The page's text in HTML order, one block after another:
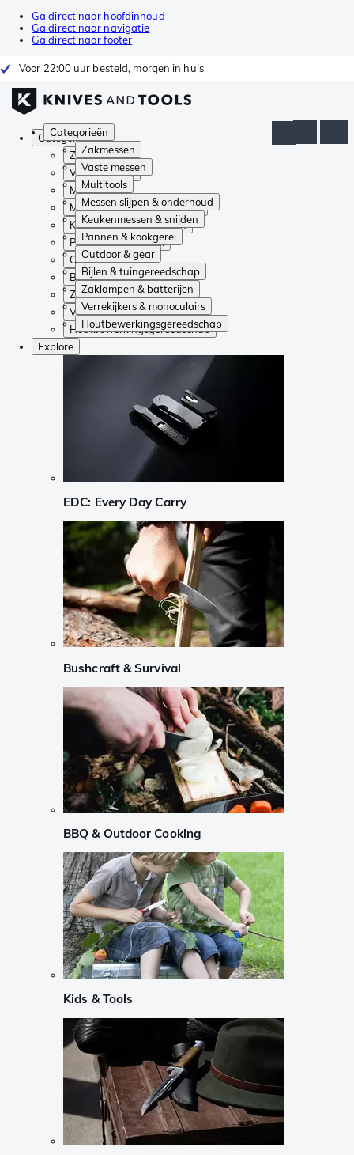
Ga direct naar hoofdinhoud
Ga direct naar navigatie
Ga direct naar footer
Voor 22:00 uur besteld, morgen in huis
Categorieën
Zakmessen
Vaste messen
Multitools
Messen slijpen & onderhoud
Keukenmessen & snijden
Pannen & kookgerei
Outdoor & gear
Bijlen & tuingereedschap
Zaklampen & batterijen
Verrekijkers & monoculairs
Houtbewerkingsgereedschap
Categorieën
Zakmessen
Vaste messen
Multitools
Messen slijpen & onderhoud
Keukenmessen & snijden
Pannen & kookgerei
Outdoor & gear
Bijlen & tuingereedschap
Zaklampen & batterijen
Verrekijkers & monoculairs
Houtbewerkingsgereedschap
Explore
EDC: Every Day Carry
Bushcraft & Survival
BBQ & Outdoor Cooking
Kids & Tools